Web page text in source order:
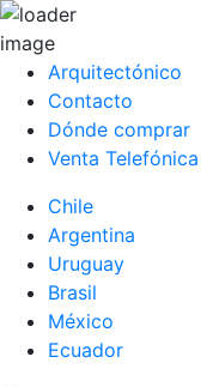
Arquitectónico
Contacto
Dónde comprar
Venta Telefónica
Chile
Argentina
Uruguay
Brasil
México
Ecuador